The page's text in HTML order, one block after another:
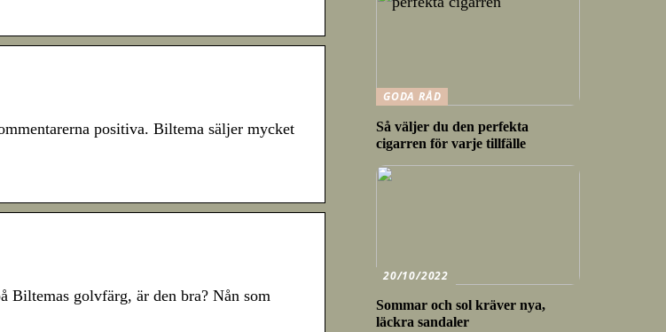
positiva. Biltema säljer mycket
golvfärg, är den bra? Nån som
GODA RÅD
Så väljer du den perfekta
cigarren för varje tillfälle
20/10/2022
Sommar och sol kräver nya,
läckra sandaler